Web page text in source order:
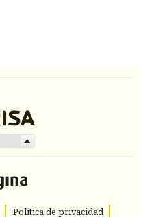
Política de privacidad